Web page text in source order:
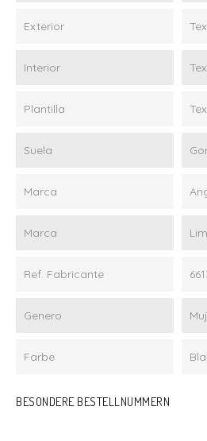
Exterior
Interior
Plantilla
Suela
Marca
Marca
Ref. Fabricante
Genero
Farbe
BESONDERE BESTELLNUMMERN